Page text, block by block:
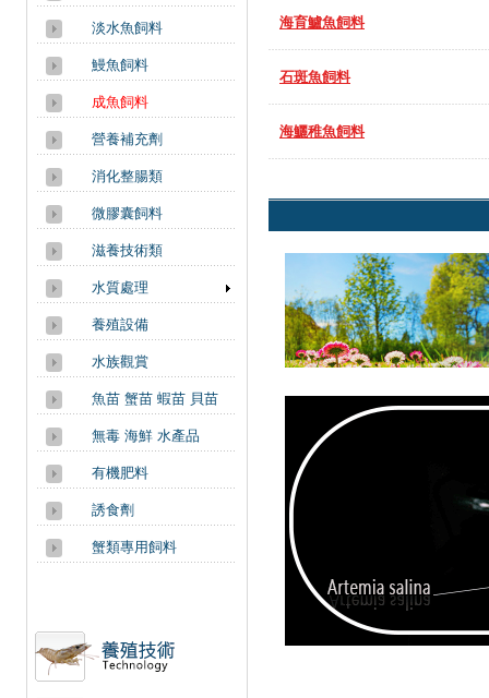
海育鱸魚飼料
石斑魚飼料
海鱺稚魚飼料
淡水魚飼料
鰻魚飼料
成魚飼料
營養補充劑
消化整腸類
微膠囊飼料
滋養技術類
水質處理
養殖設備
水族觀賞
魚苗 蟹苗 蝦苗 貝苗
無毒 海鮮 水產品
有機肥料
誘食劑
蟹類專用飼料